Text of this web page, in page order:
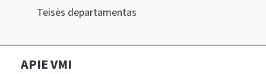
Teisės departamentas
APIE VMI